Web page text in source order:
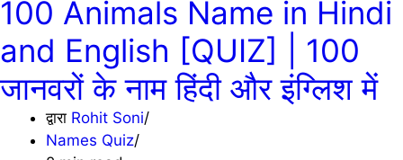
100 Animals Name in Hindi
and English [QUIZ] | 100
जानवरों के नाम हिंदी और इंग्लिश में
द्वारा Rohit Soni
Names Quiz